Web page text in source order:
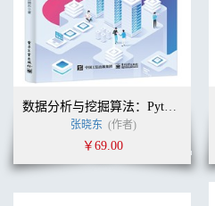
数据分析与挖掘算法：Python实战
张晓东 (作者)
￥69.00